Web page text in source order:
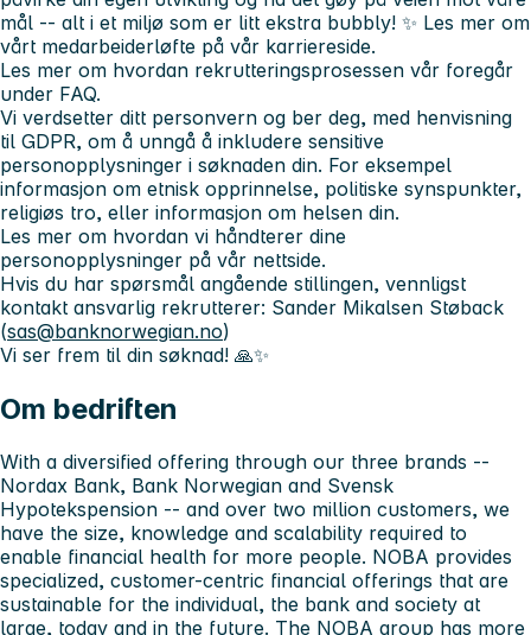
mål -- alt i et miljø som er litt ekstra bubbly! ✨ Les mer om
vårt medarbeiderløfte på vår karriereside.
Les mer om hvordan rekrutteringsprosessen vår foregår
under FAQ.
Vi verdsetter ditt personvern og ber deg, med henvisning
til GDPR, om å unngå å inkludere sensitive
personopplysninger i søknaden din. For eksempel
informasjon om etnisk opprinnelse, politiske synspunkter,
religiøs tro, eller informasjon om helsen din.
Les mer om hvordan vi håndterer dine
personopplysninger på vår nettside.
Hvis du har spørsmål angående stillingen, vennligst
kontakt ansvarlig rekrutterer: Sander Mikalsen Støback
(sas@banknorwegian.no)
Vi ser frem til din søknad! 🙏✨
Om bedriften
With a diversified offering through our three brands --
Nordax Bank, Bank Norwegian and Svensk
Hypotekspension -- and over two million customers, we
have the size, knowledge and scalability required to
enable financial health for more people. NOBA provides
specialized, customer-centric financial offerings that are
sustainable for the individual, the bank and society at
large, today and in the future. The NOBA group has more